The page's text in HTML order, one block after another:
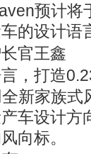
预计将
的设计语
官王鑫
，打造
新家族
车设计方
向标。